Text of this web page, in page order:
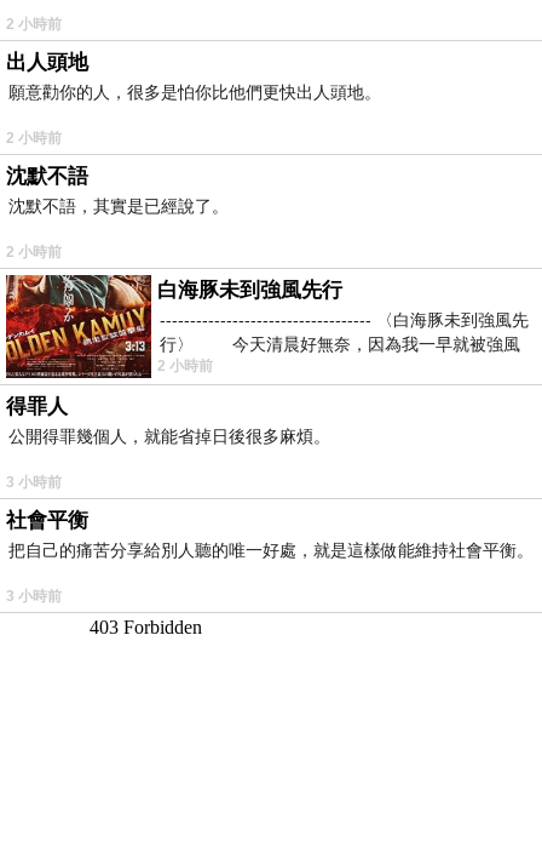
2 小時前
出人頭地
願意勸你的人，很多是怕你比他們更快出人頭地。
2 小時前
沈默不語
沈默不語，其實是已經說了。
2 小時前
白海豚未到強風先行
----------------------------------- 〈白海豚未到強風先
行〉 今天清晨好無奈，因為我一早就被強風
2 小時前
得罪人
公開得罪幾個人，就能省掉日後很多麻煩。
3 小時前
社會平衡
把自己的痛苦分享給別人聽的唯一好處，就是這樣做能維持社會平衡。
3 小時前